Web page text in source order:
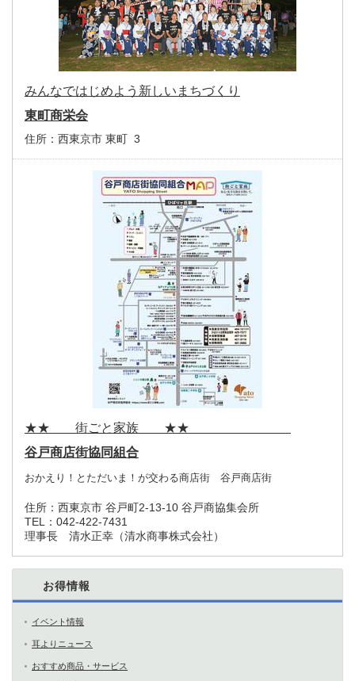
みんなではじめよう新しいまちづくり
東町商栄会
住所： 西東京市 東町 3
★★ 街ごと家族 ★★
谷戸商店街協同組合
おかえり！とただいま！が交わる商店街 谷戸商店街
住所： 西東京市 谷戸町2-13-10 谷戸商協集会所
TEL： 042-422-7431
理事長 清水正幸（清水商事株式会社）
お得情報
イベント情報
耳よりニュース
おすすめ商品・サービス